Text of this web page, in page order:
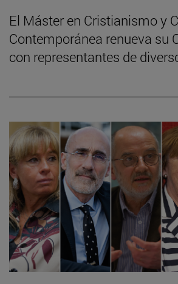
El Máster en Cristianismo y
Contemporánea renueva su
con representantes de